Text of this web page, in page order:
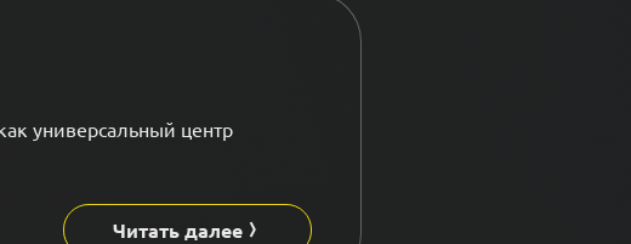
универсальный центр
Читать далее